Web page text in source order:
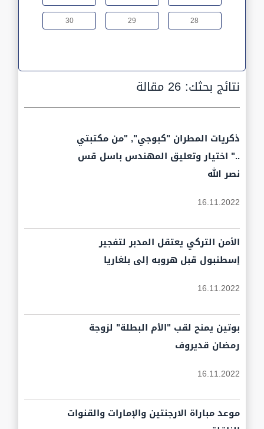
28
29
30
نتائج بحثك:26 مقالة
ذكريات المطران "كبوجي", "من مكتبتي
.." اختيار وتعليق المهندس باسل قس
نصر الله
16.11.2022
الأمن التركي يعتقل المدبر لتفجير
إسطنبول قبل هروبه إلى بلغاريا
16.11.2022
بوتين يمنح لقب "الأم البطلة" لزوجة
رمضان قديروف
16.11.2022
موعد مباراة الارجنتين والإمارات والقنوات